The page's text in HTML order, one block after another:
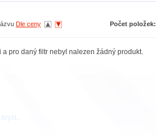
Dle ceny Počet položek:
a pro daný filtr nebyl nalezen žádný produkt.